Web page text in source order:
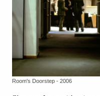
Room's Doorstep - 2006